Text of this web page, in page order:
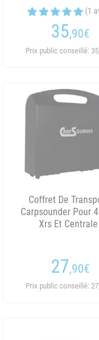
(1
35,90€
Prix public conseillé:
Coffret De
Carpsounder Pour
Xrs Et Centrale
27,90€
Prix public conseillé: